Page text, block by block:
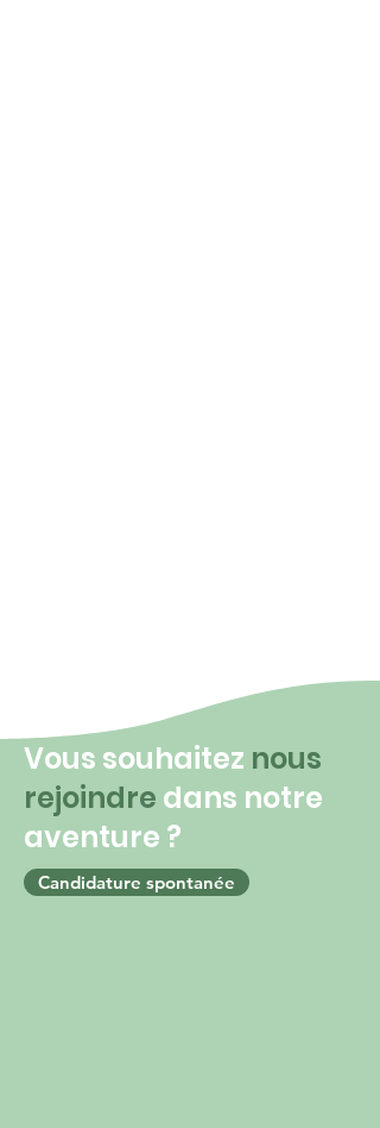
Vous souhaitez nous
rejoindre dans notre
aventure ?
Candidature spontanée